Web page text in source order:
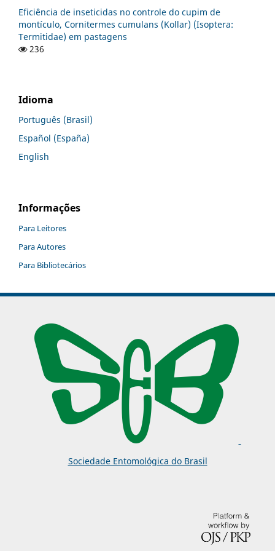
Eficiência de inseticidas no controle do cupim de
montículo, Cornitermes cumulans (Kollar) (Isoptera:
Termitidae) em pastagens
236
Idioma
Português (Brasil)
Español (España)
English
Informações
Para Leitores
Para Autores
Para Bibliotecários
Sociedade Entomológica do Brasil